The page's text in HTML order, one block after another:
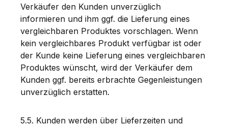
Verkäufer den Kunden unverzüglich
informieren und ihm ggf. die Lieferung eines
vergleichbaren Produktes vorschlagen. Wenn
kein vergleichbares Produkt verfügbar ist oder
der Kunde keine Lieferung eines vergleichbaren
Produktes wünscht, wird der Verkäufer dem
Kunden ggf. bereits erbrachte Gegenleistungen
unverzüglich erstatten.
5.5. Kunden werden über Lieferzeiten und